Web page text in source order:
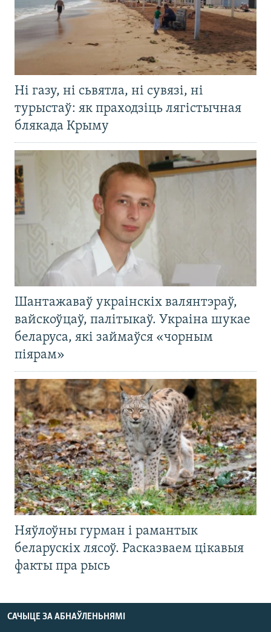
Ні газу, ні сьвятла, ні сувязі, ні
турыстаў: як праходзіць лягістычная
блякада Крыму
Шантажаваў украінскіх валянтэраў,
вайскоўцаў, палітыкаў. Украіна шукае
беларуса, які займаўся «чорным
піярам»
Няўлоўны гурман і рамантык
беларускіх лясоў. Расказваем цікавыя
факты пра рысь
САЧЫЦЕ ЗА АБНАЎЛЕНЬНЯМІ